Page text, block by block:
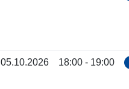
05.10.2026 18:00 - 19:00